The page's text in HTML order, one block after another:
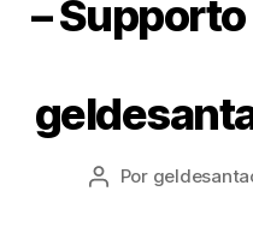
–
Autor
Por